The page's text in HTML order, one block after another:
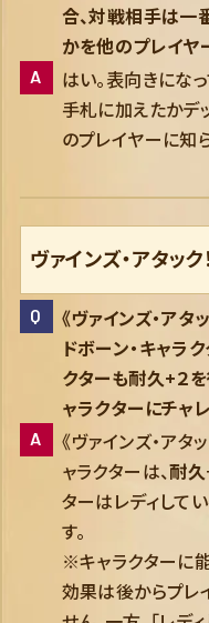
合、対戦相手は一
かを他のプレイヤ
はい。表向きにな
手札に加えたかデ
のプレイヤーに知
ヴァインズ・アタック！
《ヴァインズ・アタ
ドボーン・キャラ
クターも耐久+２
ャラクターにチャ
《ヴァインズ・アタ
ャラクターは、耐久
ターはレディして
す。
※キャラクターに
効果は後からプレ